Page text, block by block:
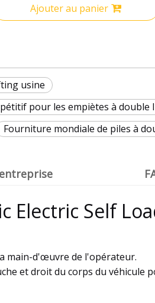
Ajouter au panier
usine
pour les empiètes à double
Fourniture mondiale de piles à
Electric Self
main-d'œuvre de l'opérateur.
et droit du corps du véhicule